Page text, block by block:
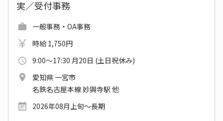
実／受付事務
一般事務・OA事務
時給 1,750円
9:00～17:30 月20日 (土日祝休み)
愛知県 一宮市
名鉄名古屋本線 妙興寺駅 他
2026年08月上旬～長期